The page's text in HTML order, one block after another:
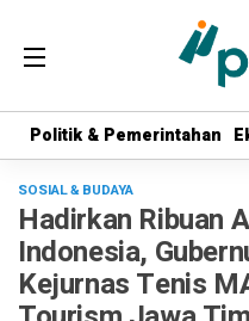
Politik & Pemerintahan
Politik & Pemerintahan
SOSIAL & BUDAYA
Hadirkan Ribuan
Indonesia,
Kejurnas Tenis